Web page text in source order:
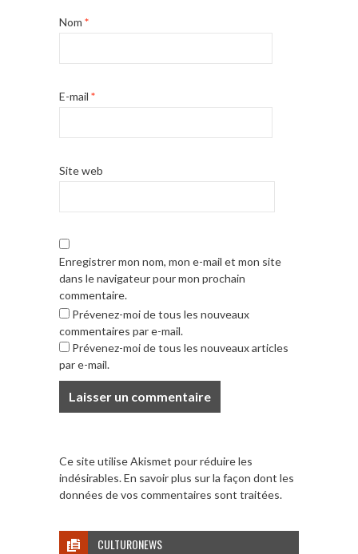
Nom *
E-mail *
Site web
Enregistrer mon nom, mon e-mail et mon site
dans le navigateur pour mon prochain
commentaire.
Prévenez-moi de tous les nouveaux
commentaires par e-mail.
Prévenez-moi de tous les nouveaux articles
par e-mail.
Ce site utilise Akismet pour réduire les
indésirables.En savoir plus sur la façon dont les
données de vos commentaires sont traitées.
CULTURONEWS